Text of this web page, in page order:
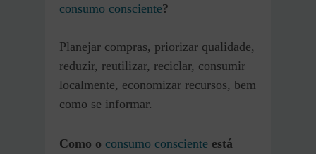
consumo consciente?
Planejar compras, priorizar qualidade,
reduzir, reutilizar, reciclar, consumir
localmente, economizar recursos, bem
como se informar.
Como o consumo consciente está